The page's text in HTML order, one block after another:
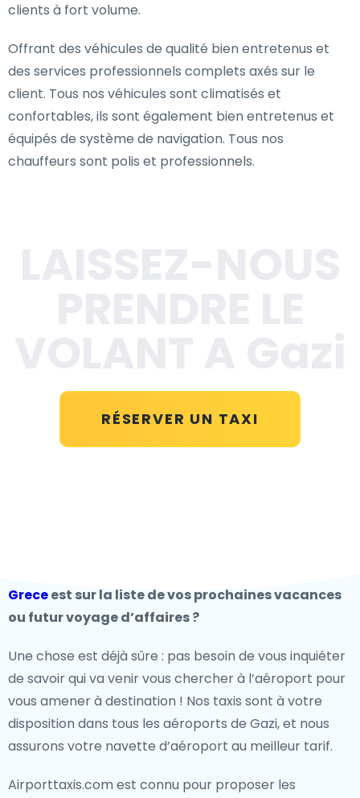
clients à fort volume.
Offrant des véhicules de qualité bien entretenus et
des services professionnels complets axés sur le
client. Tous nos véhicules sont climatisés et
confortables, ils sont également bien entretenus et
équipés de système de navigation. Tous nos
chauffeurs sont polis et professionnels.
RÉSERVER UN TAXI
Greceest sur la liste de vos prochaines vacances
ou futur voyage d’affaires ?
Une chose est déjà sûre : pas besoin de vous inquiéter
de savoir qui va venir vous chercher à l’aéroport pour
vous amener à destination ! Nos taxis sont à votre
disposition dans tous les aéroports de Gazi, et nous
assurons votre navette d’aéroport au meilleur tarif.
Airporttaxis.com est connu pour proposer les